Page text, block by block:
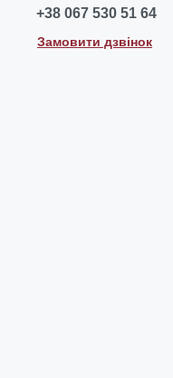
+38 067 530 51 64
Замовити дзвінок